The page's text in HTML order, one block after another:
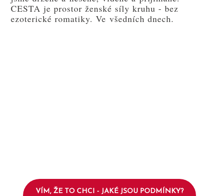
CESTA je prostor ženské síly kruhu - bez
ezoterické romatiky. Ve všedních dnech.
VÍM, ŽE TO CHCI - JAKÉ JSOU PODMÍNKY?